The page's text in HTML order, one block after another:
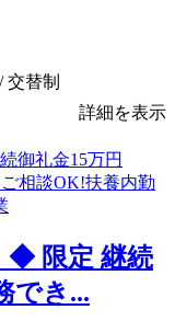
交替制
詳細を表示
◆ 限定 継続
でき...